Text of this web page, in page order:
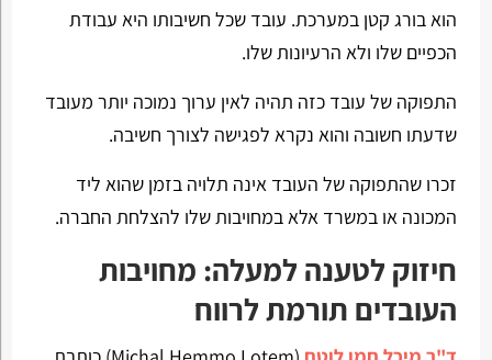
הוא בורג קטן במערכת. עובד שכל חשיבותו היא עבודת
הכפיים שלו ולא הרעיונות שלו.
התפוקה של עובד כזה תהיה לאין ערוך נמוכה יותר מעובד
שדעתו חשובה והוא נקרא לפגישה לצורך חשיבה.
זכרו שהתפוקה של העובד אינה תלויה בזמן שהוא ליד
המכונה או במשרד אלא במחויבות שלו להצלחת החברה.
חיזוק לטענה למעלה: מחויבות
העובדים תורמת לרווח